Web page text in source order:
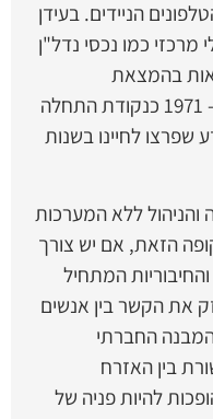
הניידים. בעידן
מרכזי כמו נכסי נדל"ן
בהמצאת
המיקרו-מעבד 4004 של אינטל ב- 1971 כנקודת התחלה
שפרצו לחיינו בשנות
ללא המערכות
הזאת, אם יש צורך
המתחיל
90 של המאה ה-20 מחזק את הקשר בין אנשים
החברתי
בין האזרח
להיות פניה של